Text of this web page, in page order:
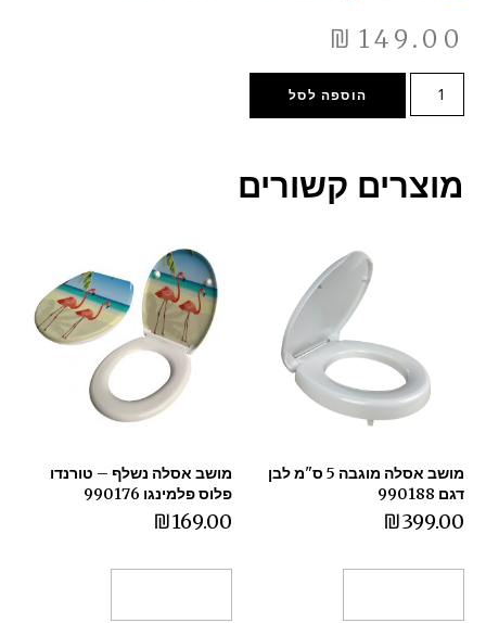
₪ 149.00
הוספה לסל
מוצרים קשורים
מושב אסלה מוגבה 5 ס"מ לבן
דגם 990188
₪399.00
מושב אסלה נשלף – טורנדו
פלוס פלמינגו 990176
₪169.00